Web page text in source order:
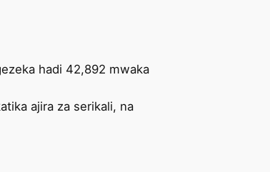
hadi 42,892 mwaka
ajira za serikali, na